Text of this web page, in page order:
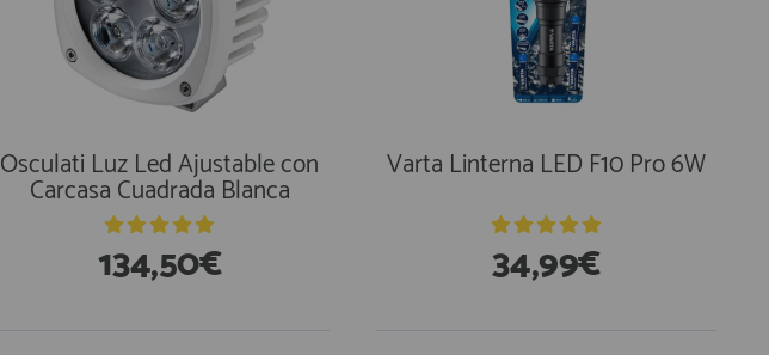
Osculati Luz Led Ajustable con
Carcasa Cuadrada Blanca
134,50€
Varta Linterna LED F10 Pro 6W
34,99€